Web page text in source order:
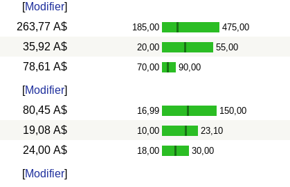
[Modifier]
263,77 A$ 185,00 - 475,00
35,92 A$ 20,00 - 55,00
78,61 A$ 70,00 - 90,00
[Modifier]
80,45 A$ 16,99 - 150,00
19,08 A$ 10,00 - 23,10
24,00 A$ 18,00 - 30,00
[Modifier]